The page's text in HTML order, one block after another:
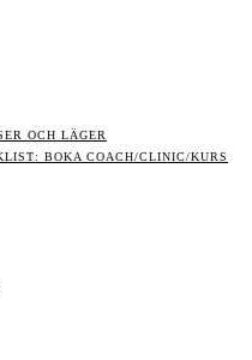
OCH LÄGER
BOKA COACH/CLINIC/KURS